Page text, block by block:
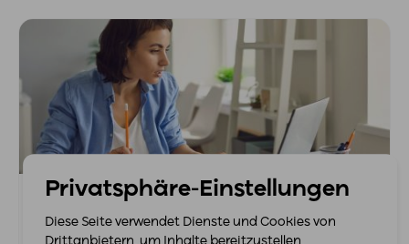
18. März 2026
10 Schritte Zur Erfolgreichen Gründung:
Privatsphäre-Einstellungen
Diese Seite verwendet Dienste und Cookies von